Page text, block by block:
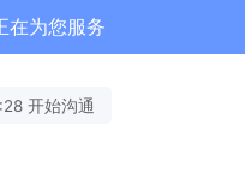
在为您服务
开始沟通